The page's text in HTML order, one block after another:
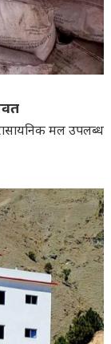
मल उपलब्ध